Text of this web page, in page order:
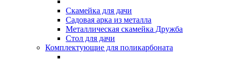
Скамейка для дачи
Садовая арка из металла
Металлическая скамейка Дружба
Стол для дачи
Комплектующие для поликарбоната